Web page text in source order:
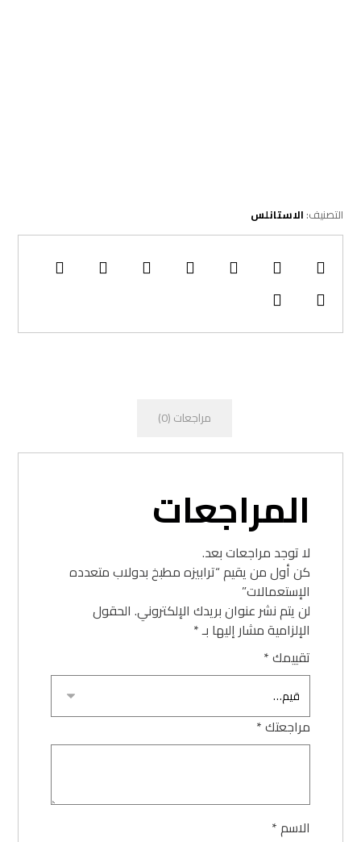
التصنيف: الاستانلس
مراجعات (0)
المراجعات
لا توجد مراجعات بعد.
كن أول من يقيم “ترابيزه مطبخ بدولاب متعدده
الإستعمالات”
لن يتم نشر عنوان بريدك الإلكتروني. الحقول
الإلزامية مشار إليها بـ*
تقييمك*
مراجعتك*
الاسم*